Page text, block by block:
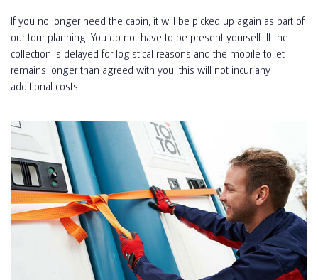
If you no longer need the cabin, it will be picked up again as part of
our tour planning. You do not have to be present yourself. If the
collection is delayed for logistical reasons and the mobile toilet
remains longer than agreed with you, this will not incur any
additional costs.